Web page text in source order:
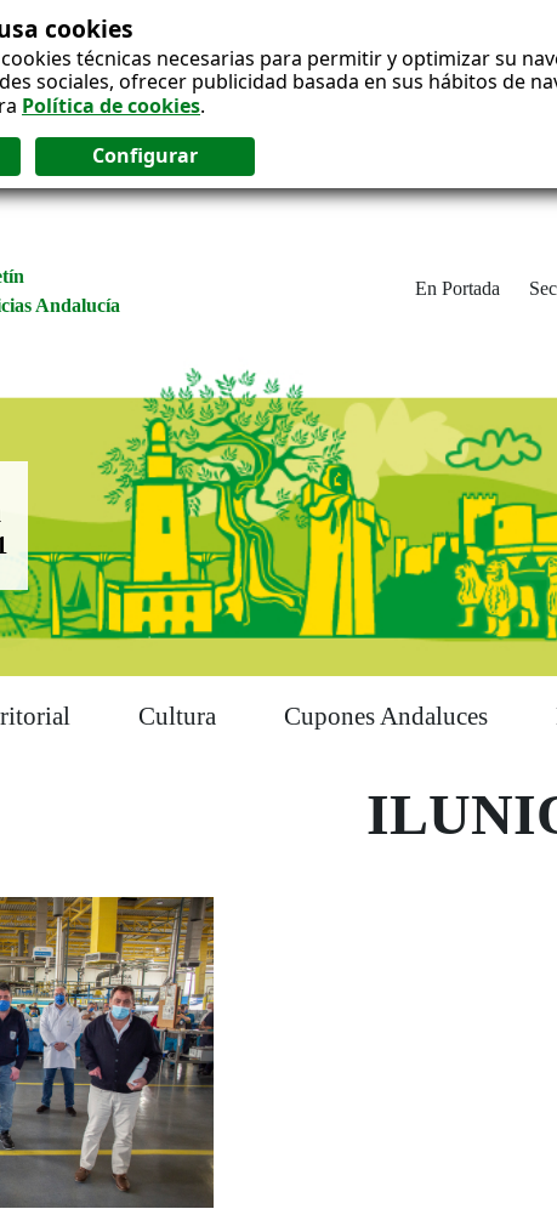
cookies
técnicas necesarias para permitir y optimizar su
sociales, ofrecer publicidad basada en sus hábitos de
Política de cookies.
Andalucía
En Portada
Cultura Cupones Andaluces